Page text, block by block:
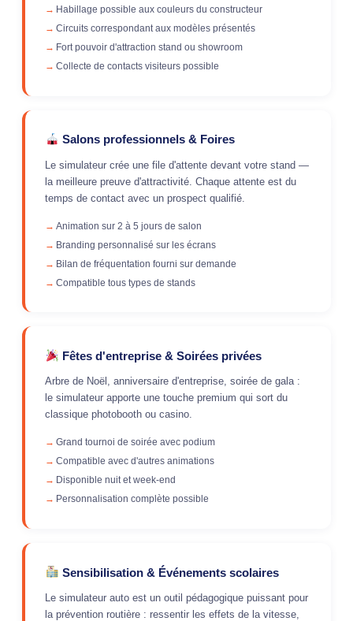
Habillage possible aux couleurs du constructeur
Circuits correspondant aux modèles présentés
Fort pouvoir d'attraction stand ou showroom
Collecte de contacts visiteurs possible
Salons professionnels & Foires
Le simulateur crée une file d'attente devant votre stand —
la meilleure preuve d'attractivité. Chaque attente est du
temps de contact avec un prospect qualifié.
Animation sur 2 à 5 jours de salon
Branding personnalisé sur les écrans
Bilan de fréquentation fourni sur demande
Compatible tous types de stands
Fêtes d'entreprise & Soirées privées
Arbre de Noël, anniversaire d'entreprise, soirée de gala :
le simulateur apporte une touche premium qui sort du
classique photobooth ou casino.
Grand tournoi de soirée avec podium
Compatible avec d'autres animations
Disponible nuit et week-end
Personnalisation complète possible
Sensibilisation & Événements scolaires
Le simulateur auto est un outil pédagogique puissant pour
la prévention routière : ressentir les effets de la vitesse,